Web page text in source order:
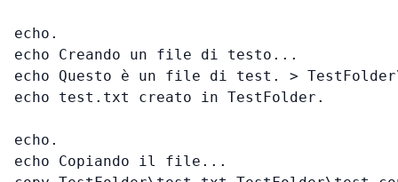
echo.
echo Creando un file di testo...
echo Questo è un file di test. >
echo test.txt creato in TestFolder.
echo.
echo Copiando il file...